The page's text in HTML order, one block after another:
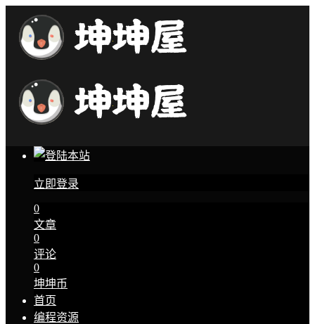
立即登录
0
文章
0
评论
0
坤坤币
首页
编程资源